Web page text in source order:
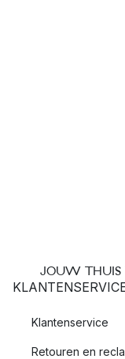
JOUW THUIS
Klantenservice
Retouren en